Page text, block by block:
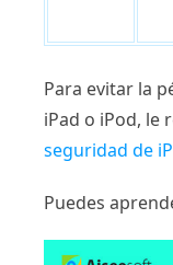
Para evitar la
iPad o iPod, le
seguridad de
Puedes